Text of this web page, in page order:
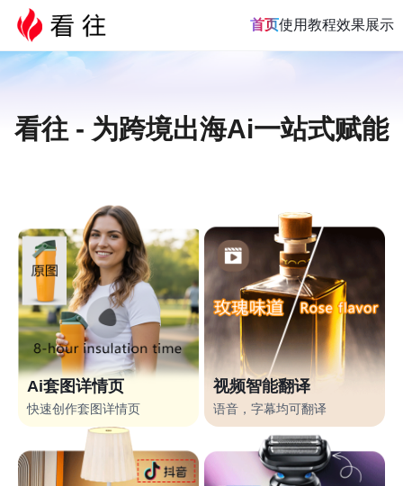
首页使用教程效果展示
看往 - 为跨境出海Ai一站式赋能
Ai套图详情页
快速创作套图详情页
视频智能翻译
语音，字幕均可翻译